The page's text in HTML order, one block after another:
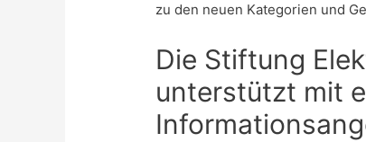
zu den neuen Kategorien und
Die Stiftung
unterstützt mit